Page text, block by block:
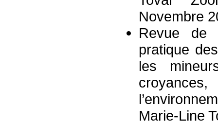
Novembre
Revue de
pratique
les
Marie-Line